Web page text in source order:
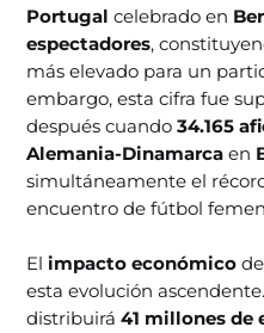
Portugal celebrado en
espectadores,
más elevado para un
embargo, esta cifra fue
después cuando34.165
Alemania-Dinamarca en
simultáneamente el
encuentro de fútbol
Elimpacto económico
esta evolución
distribuirá41 millones de